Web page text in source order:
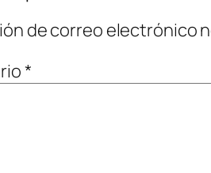
de correo electrónico
*